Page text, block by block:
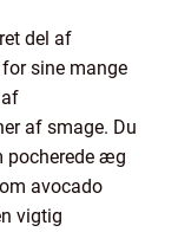
del af
sine mange
af smage. Du
pocherede æg
avocado
vigtig